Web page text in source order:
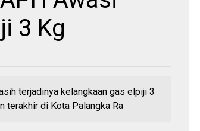
3 Kg
terjadinya kelangkaan gas elpiji 3
terakhir di Kota Palangka Ra